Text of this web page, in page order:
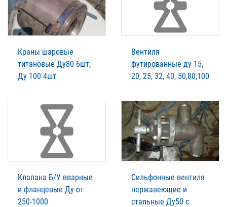
Краны шаровые
титановые Ду80 6шт,
Ду 100 4шт
Вентиля
футированные ду 15,
20, 25, 32, 40, 50,80,100
Клапана Б/У вварные
и фланцевые Ду от
250-1000
Сильфонные вентиля
нержавеющие и
стальные Ду50 с